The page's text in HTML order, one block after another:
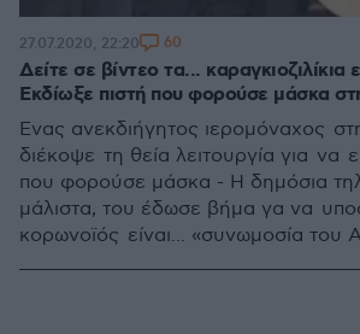
Δείτε σε βίντεο τα...
Εκδίωξε πιστή που φορούσε μάσκα
Ένας ανεκδιήγητος ιερομόναχος
διέκοψε τη θεία λειτουργία για να
που φορούσε μάσκα - Η δημόσια
μάλιστα, του έδωσε βήμα γα να
κορωνοϊός είναι... «συνωμοσία του
27.07.2020, 22:20 60